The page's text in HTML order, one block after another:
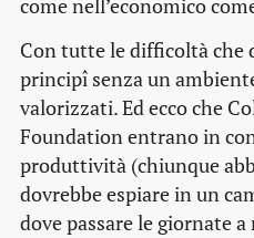
come nell’economico
Con tutte le difficoltà che
principî senza un
valorizzati. Ed ecco che
Foundation entrano in
produttività (chiunque
dovrebbe espiare in un
dove passare le giornate